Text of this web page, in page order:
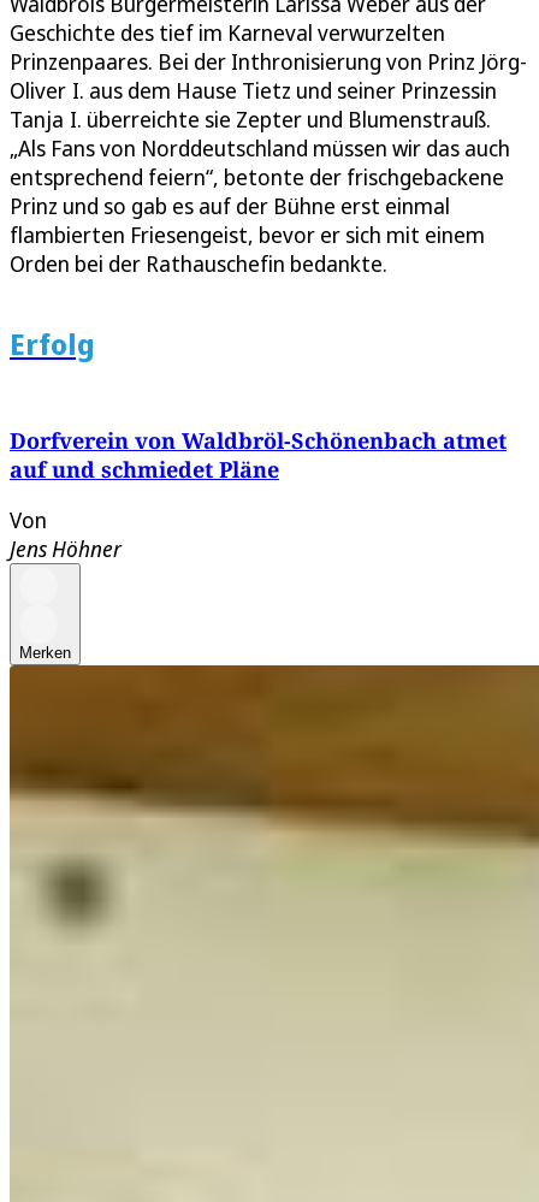
Geschichte des tief im Karneval verwurzelten
Prinzenpaares. Bei der Inthronisierung von Prinz Jörg-
Oliver I. aus dem Hause Tietz und seiner Prinzessin
Tanja I. überreichte sie Zepter und Blumenstrauß.
„Als Fans von Norddeutschland müssen wir das auch
entsprechend feiern“, betonte der frischgebackene
Prinz und so gab es auf der Bühne erst einmal
flambierten Friesengeist, bevor er sich mit einem
Orden bei der Rathauschefin bedankte.
Erfolg
Dorfverein von Waldbröl-Schönenbach atmet
auf und schmiedet Pläne
Von
Jens Höhner
Merken